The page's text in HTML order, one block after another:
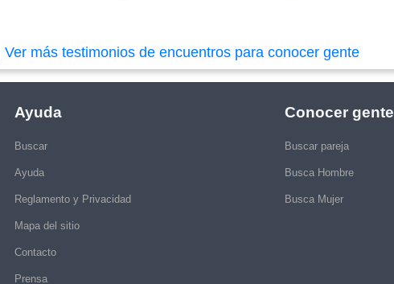
|Ver más testimonios de encuentros para conocer gente
Ayuda
Buscar
Ayuda
Reglamento y Privacidad
Mapa del sitio
Contacto
Prensa
Conocer gente
Buscar pareja
Busca Hombre
Busca Mujer